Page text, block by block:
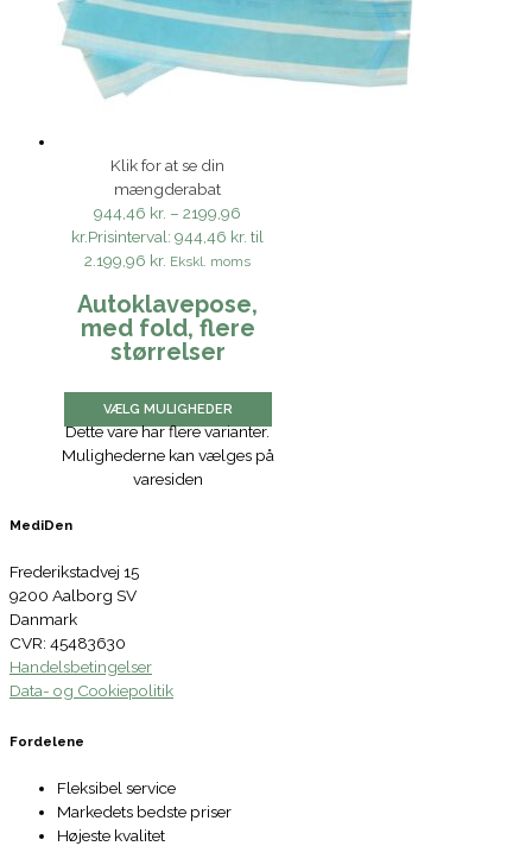
Klik for at se din
mængderabat
944,46 kr. – 2199,96
kr.Prisinterval: 944,46 kr. til
2.199,96 kr. Ekskl. moms
Autoklavepose,
med fold, flere
størrelser
VÆLG MULIGHEDER
Dette vare har flere varianter.
Mulighederne kan vælges på
varesiden
MediDen
Frederikstadvej 15
9200 Aalborg SV
Danmark
CVR: 45483630
Handelsbetingelser
Data- og Cookiepolitik
Fordelene
Fleksibel service
Markedets bedste priser
Højeste kvalitet